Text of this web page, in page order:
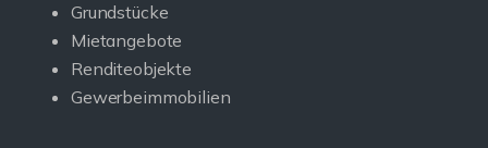
Grundstücke
Mietangebote
Renditeobjekte
Gewerbeimmobilien